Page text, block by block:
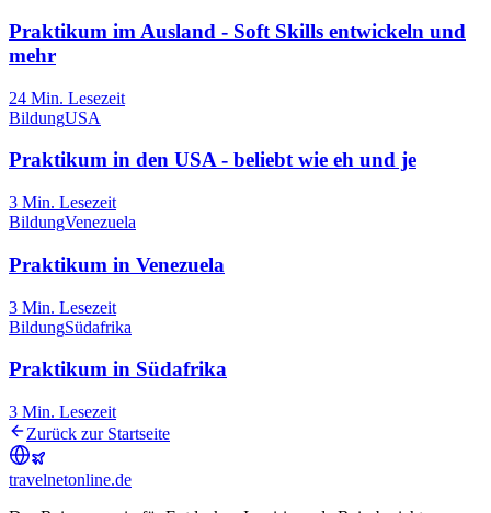
Praktikum im Ausland - Soft Skills entwickeln und
mehr
24 Min. Lesezeit
BildungUSA
Praktikum in den USA - beliebt wie eh und je
3 Min. Lesezeit
BildungVenezuela
Praktikum in Venezuela
3 Min. Lesezeit
BildungSüdafrika
Praktikum in Südafrika
3 Min. Lesezeit
Zurück zur Startseite
travelnetonline.de